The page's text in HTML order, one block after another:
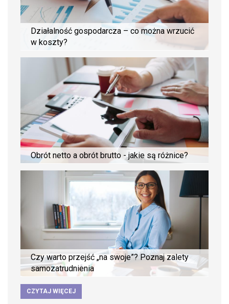
Działalność gospodarcza – co można wrzucić
w koszty?
Obrót netto a obrót brutto - jakie są różnice?
Czy warto przejść „na swoje”? Poznaj zalety
samozatrudnienia
CZYTAJ WIĘCEJ